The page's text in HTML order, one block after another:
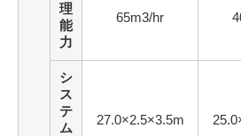
理
能
力
65m3/hr
シ
ス
テ
ム
27.0×2.5×3.5m